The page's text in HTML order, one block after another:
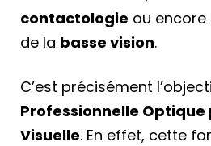
contactologie ou
de la basse vision.
C’est précisément
Professionnelle Optique
Visuelle. En effet, cette